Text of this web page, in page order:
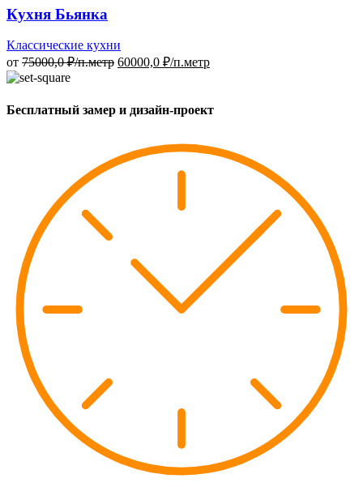
Кухня Бьянка
Классические кухни
от 75000,0₽/п.метр 60000,0 ₽/п.метр
Бесплатный замер и дизайн-проект